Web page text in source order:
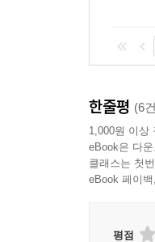
한줄평 (6
1,000원 이상
eBook은 다
클래스는 첫
eBook 페이
평점